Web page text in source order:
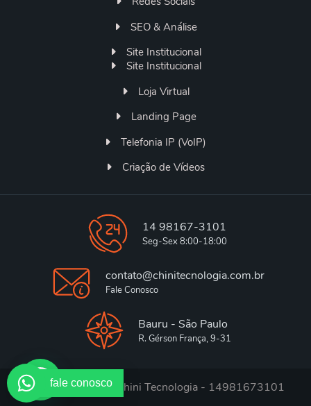
SEO & Análise
Site Institucional
Site Institucional
Loja Virtual
Landing Page
Telefonia IP (VoIP)
Criação de Vídeos
14 98167-3101
Seg-Sex 8:00-18:00
contato@chinitecnologia.com.br
Fale Conosco
Bauru - São Paulo
R. Gérson França, 9-31
Desenvolvido por Chini Tecnologia - 14981673101
fale conosco